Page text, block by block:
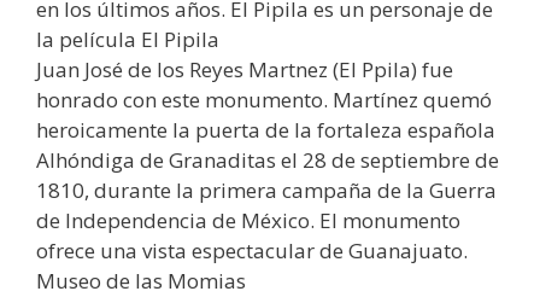
en los últimos años. El Pipila es un personaje de
la película El Pipila
Juan José de los Reyes Martnez (El Ppila) fue
honrado con este monumento. Martínez quemó
heroicamente la puerta de la fortaleza española
Alhóndiga de Granaditas el 28 de septiembre de
1810, durante la primera campaña de la Guerra
de Independencia de México. El monumento
ofrece una vista espectacular de Guanajuato.
Museo de las Momias